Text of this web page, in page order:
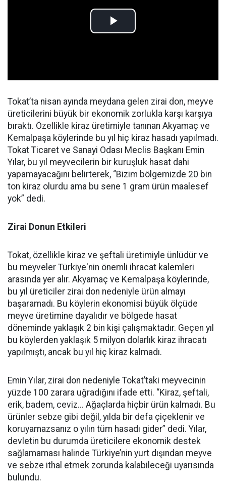
Tokat’ta nisan ayında meydana gelen zirai don, meyve
üreticilerini büyük bir ekonomik zorlukla karşı karşıya
bıraktı. Özellikle kiraz üretimiyle tanınan Akyamaç ve
Kemalpaşa köylerinde bu yıl hiç kiraz hasadı yapılmadı.
Tokat Ticaret ve Sanayi Odası Meclis Başkanı Emin
Yılar, bu yıl meyvecilerin bir kuruşluk hasat dahi
yapamayacağını belirterek, “Bizim bölgemizde 20 bin
ton kiraz olurdu ama bu sene 1 gram ürün maalesef
yok” dedi.
Zirai Donun Etkileri
Tokat, özellikle kiraz ve şeftali üretimiyle ünlüdür ve
bu meyveler Türkiye'nin önemli ihracat kalemleri
arasında yer alır. Akyamaç ve Kemalpaşa köylerinde,
bu yıl üreticiler zirai don nedeniyle ürün almayı
başaramadı. Bu köylerin ekonomisi büyük ölçüde
meyve üretimine dayalıdır ve bölgede hasat
döneminde yaklaşık 2 bin kişi çalışmaktadır. Geçen yıl
bu köylerden yaklaşık 5 milyon dolarlık kiraz ihracatı
yapılmıştı, ancak bu yıl hiç kiraz kalmadı.
Emin Yılar, zirai don nedeniyle Tokat’taki meyvecinin
yüzde 100 zarara uğradığını ifade etti. “Kiraz, şeftali,
erik, badem, ceviz... Ağaçlarda hiçbir ürün kalmadı. Bu
ürünler sebze gibi değil, yılda bir defa çiçeklenir ve
koruyamazsanız o yılın tüm hasadı gider” dedi. Yılar,
devletin bu durumda üreticilere ekonomik destek
sağlamaması halinde Türkiye’nin yurt dışından meyve
ve sebze ithal etmek zorunda kalabileceği uyarısında
bulundu.